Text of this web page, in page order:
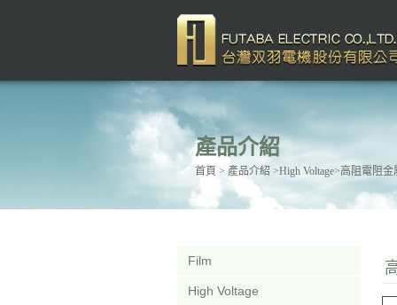
產品介紹
首頁 > 產品介紹 >High Voltage>高阻電阻
Film
High Voltage